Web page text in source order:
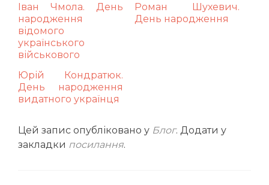
Іван Чмола. День
народження
відомого
українського
військового
Роман Шухевич.
День народження
Юрій Кондратюк.
День народження
видатного українця
Цей запис опубліковано у Блог. Додати у
закладки посилання.